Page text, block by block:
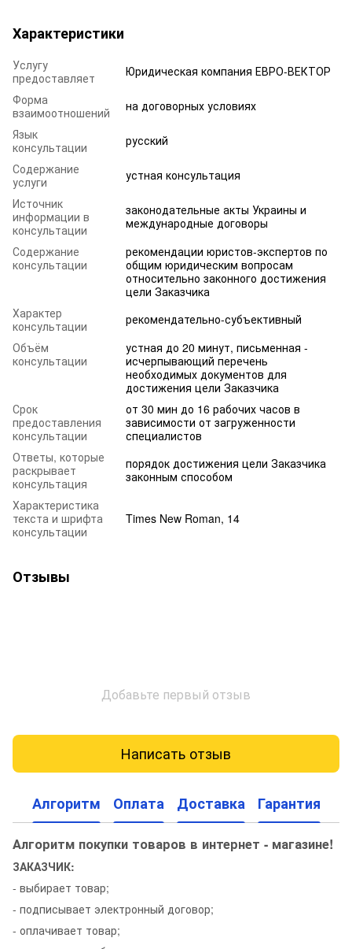
Характеристики
Услугу
предоставляет
Юридическая компания ЕВРО-ВЕКТОР
Форма
взаимоотношений
на договорных условиях
Язык
консультации
русский
Содержание
услуги
устная консультация
Источник
информации в
консультации
законодательные акты Украины и
международные договоры
Содержание
консультации
рекомендации юристов-экспертов по
общим юридическим вопросам
относительно законного достижения
цели Заказчика
Характер
консультации
рекомендательно-субъективный
Объём
консультации
устная до 20 минут, письменная -
исчерпывающий перечень
необходимых документов для
достижения цели Заказчика
Срок
предоставления
консультации
от 30 мин до 16 рабочих часов в
зависимости от загруженности
специалистов
Ответы, которые
раскрывает
консультация
порядок достижения цели Заказчика
законным способом
Характеристика
текста и шрифта
консультации
Times New Roman, 14
Отзывы
Добавьте первый отзыв
Написать отзыв
Алгоритм Оплата Доставка Гарантия
Алгоритм покупки товаров в интернет - магазине!
ЗАКАЗЧИК:
- выбирает товар;
- подписывает электронный договор;
- оплачивает товар;